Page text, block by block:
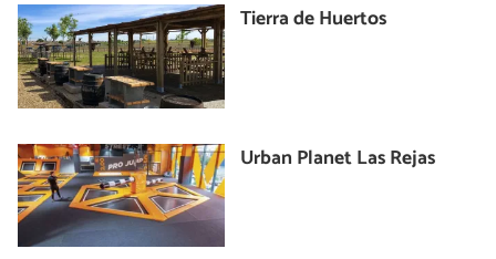
Tierra de Huertos
Urban Planet Las Rejas